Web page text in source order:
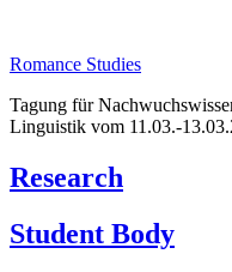
Romance Studies
Tagung für
Linguistik vom 11.03.-
Research
Student Body